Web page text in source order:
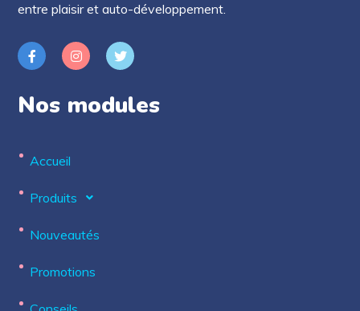
entre plaisir et auto-développement.
Nos modules
Accueil
Produits
Nouveautés
Promotions